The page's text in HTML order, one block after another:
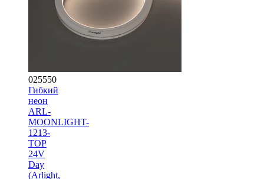
025550
Гибкий
неон
ARL-
MOONLIGHT-
1213-
TOP
24V
Day
(Arlight,